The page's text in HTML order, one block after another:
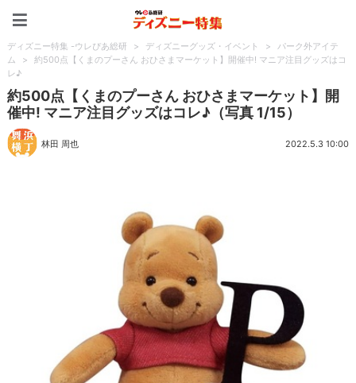
ディズニー特集 -ウレぴあ総研 > ディズニーグッズ・イベント >
パーク外アイテ
ム
>
約500点【くまのプーさん おひさまマーケット】開催中! マニア注目グッズはコ
レ♪
約500点【くまのプーさん おひさまマーケット】開
催中! マニア注目グッズはコレ♪（写真 1/15）
林田 周也 2022.5.3 10:00